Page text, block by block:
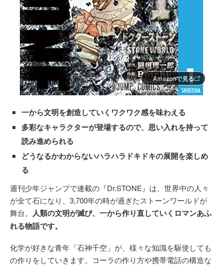
Amazonで見る
一から文明を創造していくワクワク感を味わえる
多彩なキャラクターが登場するので、思い入れを持って
読み進められる
どうなるかわからないハラハラドキドキの展開を楽しめ
る
週刊少年ジャンプで連載の『Dr.STONE』は、世界中の人々
が全て石になり、3,700年の時が過ぎたストーンワールドが
舞台。 人類の文明が滅び、一から作り直していくロマンあふ
れる物語です。
化学が好きな青年「石神千空」が、様々な知識を駆使しても
の作りをしていきます。コーラの作り方や携帯電話の構造な